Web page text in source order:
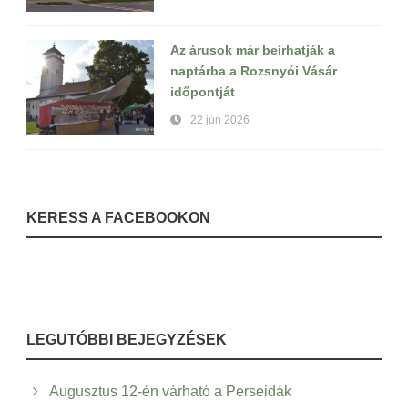
Az árusok már beírhatják a
naptárba a Rozsnyói Vásár
időpontját
22 jún 2026
KERESS A FACEBOOKON
LEGUTÓBBI BEJEGYZÉSEK
Augusztus 12-én várható a Perseidák